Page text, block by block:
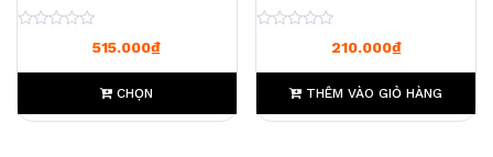
515.000₫
CHỌN
210.000₫
THÊM VÀO GIỎ HÀNG